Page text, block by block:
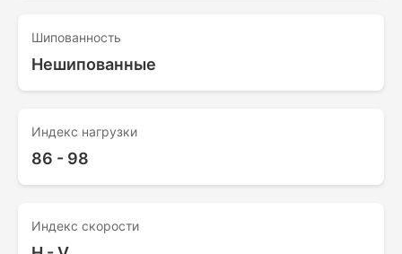
Шипованность
Нешипованные
Индекс нагрузки
86 - 98
Индекс скорости